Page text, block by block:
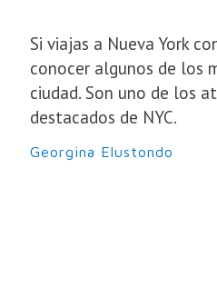
Si viajas a Nueva York
conocer algunos de los
ciudad. Son uno de los
destacados de NYC.
Georgina Elustondo